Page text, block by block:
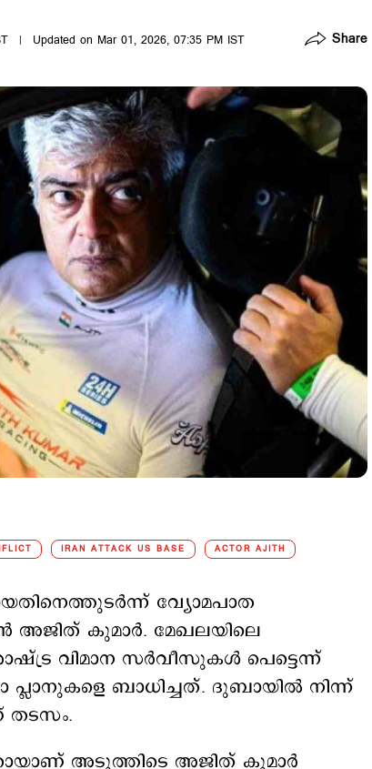
Updated on Mar 01, 2026, 07:35 PM IST Share
IRAN ATTACK US BASE ACTOR AJITH
വ്യോമപാത
അജിത് കുമാർ. മേഖലയിലെ
വിമാന സർവീസുകൾ പെട്ടെന്ന്
പ്ലാനുകളെ ബാധിച്ചത്. ദുബായിൽ നിന്ന്
തടസം.
അടുത്തിടെ അജിത് കുമാർ